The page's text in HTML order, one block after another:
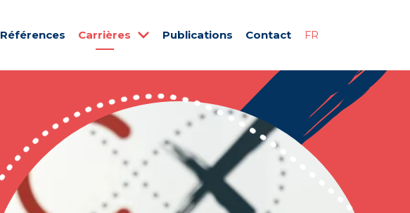
Références Carrières Publications Contact FR